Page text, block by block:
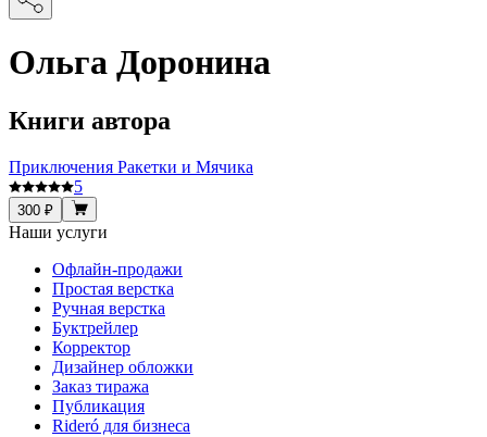
Ольга Доронина
Книги автора
Приключения Ракетки и Мячика
5
300 ₽
Наши услуги
Офлайн-продажи
Простая верстка
Ручная верстка
Буктрейлер
Корректор
Дизайнер обложки
Заказ тиража
Публикация
Rideró для бизнеса